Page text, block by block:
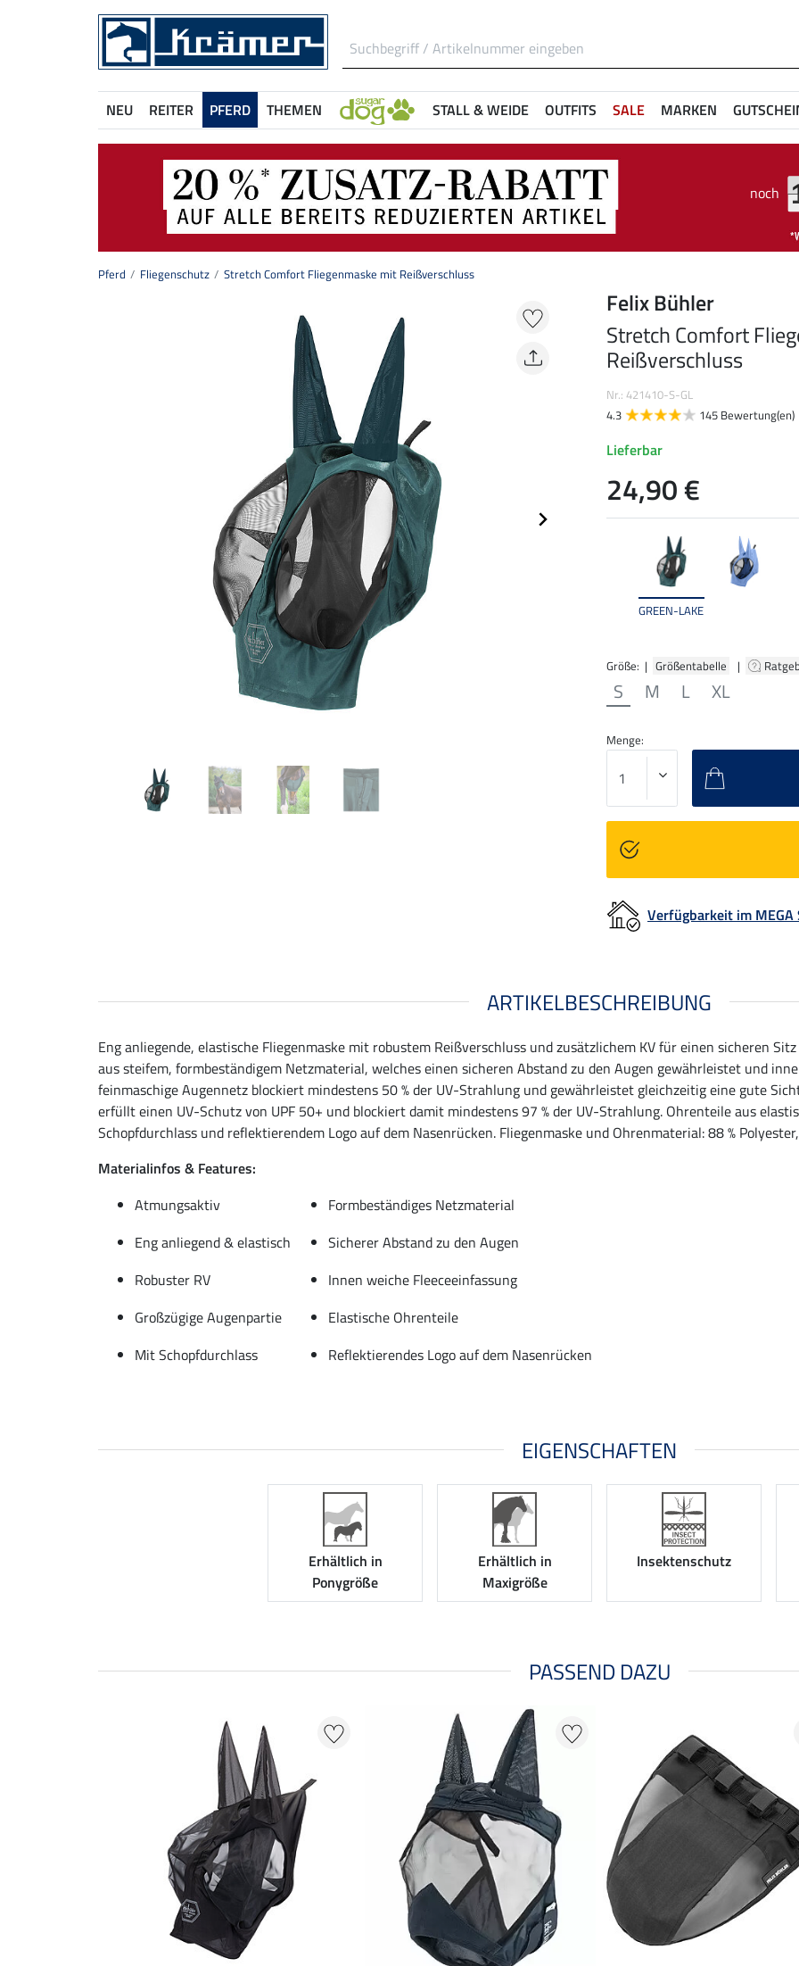
NEU REITER PFERD THEMEN STALL & WEIDE OUTFITS SALE MARKEN
noch
Pferd Fliegenschutz Stretch Comfort Fliegenmaske mit Reißverschluss
GREEN-LAKE
Größe: | Größentabelle |
S M L XL
Felix Bühler
Stretch Comfort
Reißverschluss
Nr.: 421410-S-GL
4.3
145 Bewertung(en)
Lieferbar
24,90 €
Menge:
Verfügbarkeit im MEGA
ARTIKELBESCHREIBUNG
Eng anliegende, elastische Fliegenmaske mit robustem Reißverschluss und zusätzlichem KV für einen sicheren
aus steifem, formbeständigem Netzmaterial, welches einen sicheren Abstand zu den Augen gewährleistet und
feinmaschige Augennetz blockiert mindestens 50 % der UV-Strahlung und gewährleistet gleichzeitig eine gute
erfüllt einen UV-Schutz von UPF 50+ und blockiert damit mindestens 97 % der UV-Strahlung. Ohrenteile aus
Schopfdurchlass und reflektierendem Logo auf dem Nasenrücken. Fliegenmaske und Ohrenmaterial: 88 %
Materialinfos & Features:
Atmungsaktiv
Formbeständiges Netzmaterial
Eng anliegend & elastisch
Sicherer Abstand zu den Augen
Robuster RV
Innen weiche Fleeceeinfassung
Großzügige Augenpartie
Elastische Ohrenteile
Mit Schopfdurchlass
Reflektierendes Logo auf dem Nasenrücken
EIGENSCHAFTEN
Erhältlich in
Ponygröße
Erhältlich in
Maxigröße
Insektenschutz
PASSEND DAZU